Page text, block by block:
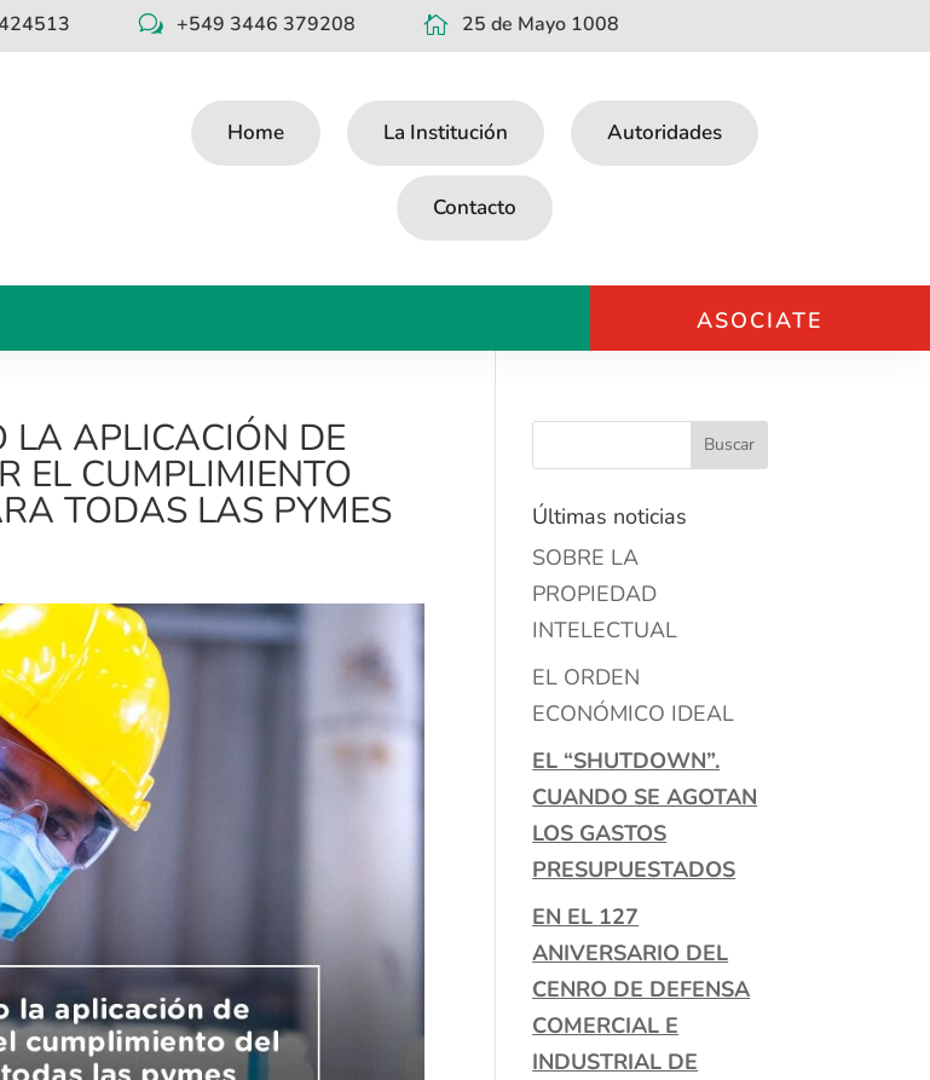
w +549 3446 379208  25 de Mayo 1008
Home La Institución Autoridades
Contacto
ASOCIATE
LA APLICACIÓN DE
EL CUMPLIMIENTO
TODAS LAS PYMES
Últimas noticias
SOBRE LA
PROPIEDAD
INTELECTUAL
EL ORDEN
ECONÓMICO IDEAL
EL “SHUTDOWN”.
CUANDO SE AGOTAN
LOS GASTOS
PRESUPUESTADOS
EN EL 127
ANIVERSARIO DEL
CENRO DE DEFENSA
COMERCIAL E
INDUSTRIAL DE